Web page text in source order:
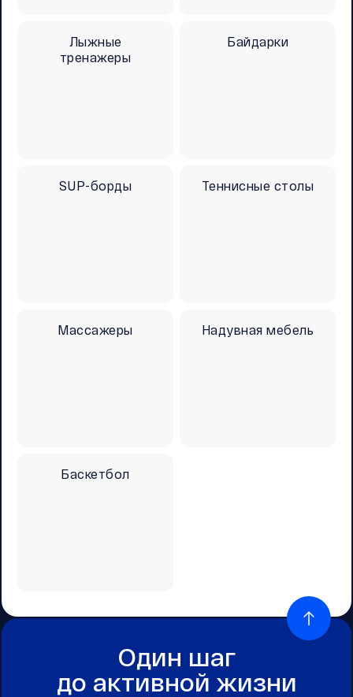
Лыжные
тренажеры
Байдарки
SUP-борды Теннисные столы
Массажеры Надувная мебель
Баскетбол
Один шаг
до активной жизни